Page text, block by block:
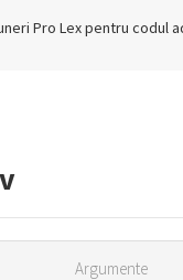
Pro Lex pentru codul
Argumente